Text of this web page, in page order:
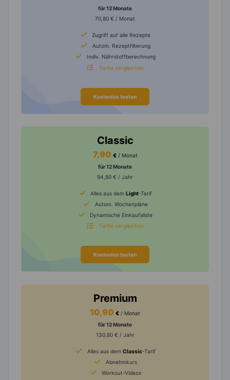
für 12 Monate
70,80 € / Monat
Zugriff auf alle Rezepte
Autom. Rezeptfilterung
Indiv. Nährstoffberechnung
Tarife vergleichen
Kostenlos testen
Classic
7,90 € / Monat
für 12 Monate
94,80 € / Jahr
Alles aus dem Light-Tarif
Autom. Wochenpläne
Dynamische Einkaufsliste
Tarife vergleichen
Kostenlos testen
Premium
10,90 € / Monat
für 12 Monate
130,80 € / Jahr
Alles aus dem Classic-Tarif
Abnehmkurs
Workout-Videos